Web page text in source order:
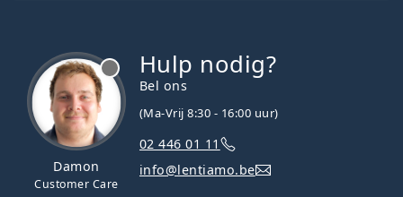
Damon
Customer Care
Hulp nodig?
Bel ons
(Ma-Vrij 8:30 - 16:00 uur)
02 446 01 11
info@lentiamo.be